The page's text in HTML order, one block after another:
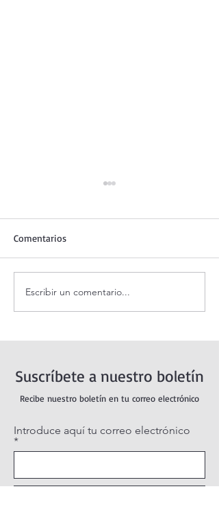
¡3 motivos para la
Transfiguración!
Comentarios
Escribir un comentario...
Suscríbete a nuestro boletín
Recibe nuestro boletín en tu correo electrónico
Introduce aquí tu correo electrónico